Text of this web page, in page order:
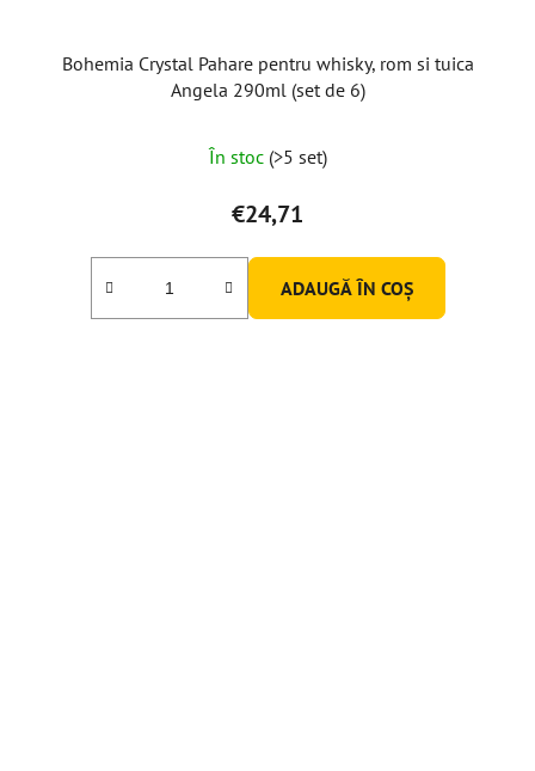
Bohemia Crystal Pahare pentru whisky, rom si tuica
Angela 290ml (set de 6)
În stoc (>5 set)
€24,71
ADAUGĂ ÎN COŞ